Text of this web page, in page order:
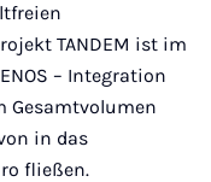
TANDEM ist im
– Integration
Gesamtvolumen
in das
fließen.